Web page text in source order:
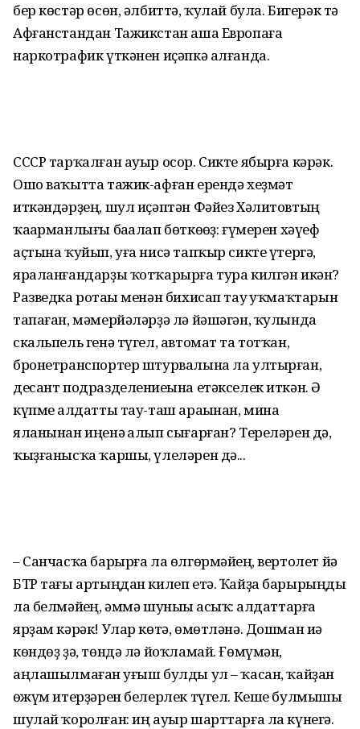
бер көстәр өсөн, әлбиттә, ҡулай була. Бигерәк тә
Афғанстандан Тажикстан аша Европаға
наркотрафик үткәнен иҫәпкә алғанда.
СССР тарҡалған ауыр осор. Сикте ябырға кәрәк.
Ошо ва­ҡытта тажик-афған ерендә хеҙ­мәт
иткәндәрҙең, шул иҫәптән Фәйез Хәлитовтың
ҡаһарман­лығы баһалап бөткөһөҙ: ғүмерен хәүеф
аҫтына ҡуйып, уға нисә тапҡыр сикте үтергә,
яралан­ғандарҙы ҡотҡарырға тура килгән икән?
Разведка ротаһы менән бихисап тау һуҡмаҡ­тарын
тапаған, мәмерйәләрҙә лә йәшәгән, ҡулында
скальпель генә түгел, автомат та тотҡан,
бронетранспортер штурвалына ла ултырған,
десант подраз­делениеһына етәкселек иткән. Ә
күпме һалдатты тау-таш ара­һынан, мина
яланынан иңенә һалып сығарған? Тере­ләрен дә,
ҡыҙғанысҡа ҡаршы, үлеләрен дә...
– Санчасҡа барырға ла өлгөр­мәйһең, вертолет йә
БТР тағы артыңдан килеп етә. Ҡайҙа барырыңды
ла белмәйһең, әммә шуныһы асыҡ: һалдаттарға
ярҙам кәрәк! Улар көтә, өмөт­ләнә. Дошман иһә
көндөҙ ҙә, төндә лә йоҡламай. Ғөмүмән,
аңлашылмаған һуғыш булды ул – ҡасан, ҡайҙан
һөжүм итер­ҙәрен белерлек түгел. Кеше булмышы
шулай ҡоролған: иң ауыр шарттарға ла күнегә.